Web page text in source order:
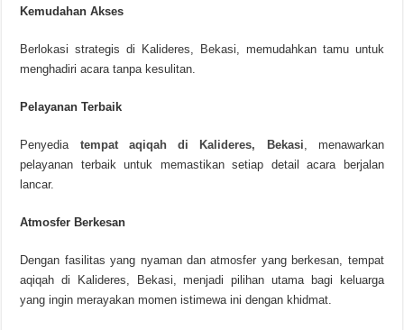
Kemudahan Akses
Berlokasi strategis di Kalideres, Bekasi, memudahkan tamu untuk
menghadiri acara tanpa kesulitan.
Pelayanan Terbaik
Penyedia tempat aqiqah di Kalideres, Bekasi, menawarkan
pelayanan terbaik untuk memastikan setiap detail acara berjalan
lancar.
Atmosfer Berkesan
Dengan fasilitas yang nyaman dan atmosfer yang berkesan, tempat
aqiqah di Kalideres, Bekasi, menjadi pilihan utama bagi keluarga
yang ingin merayakan momen istimewa ini dengan khidmat.